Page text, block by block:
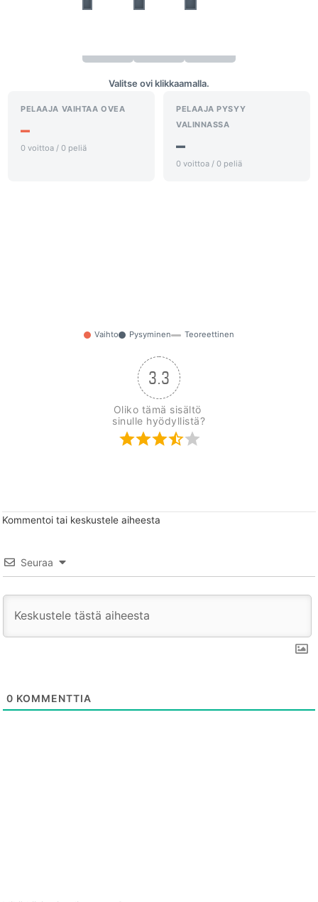
Valitse ovi klikkaamalla.
PELAAJA VAIHTAA OVEA
–
0 voittoa / 0 peliä
PELAAJA PYSYY
VALINNASSA
–
0 voittoa / 0 peliä
Vaihto Pysyminen Teoreettinen
3.3
Oliko tämä sisältö
sinulle hyödyllistä?
Kommentoi tai keskustele aiheesta
Seuraa
0 KOMMENTTIA